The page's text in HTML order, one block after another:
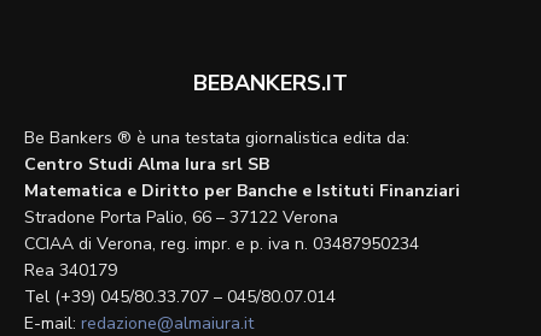
BEBANKERS.IT
Be Bankers ® è una testata giornalistica edita da:
Centro Studi Alma Iura srl SB
Matematica e Diritto per Banche e Istituti Finanziari
Stradone Porta Palio, 66 – 37122 Verona
CCIAA di Verona, reg. impr. e p. iva n. 03487950234
Rea 340179
Tel (+39) 045/80.33.707 – 045/80.07.014
E-mail: redazione@almaiura.it